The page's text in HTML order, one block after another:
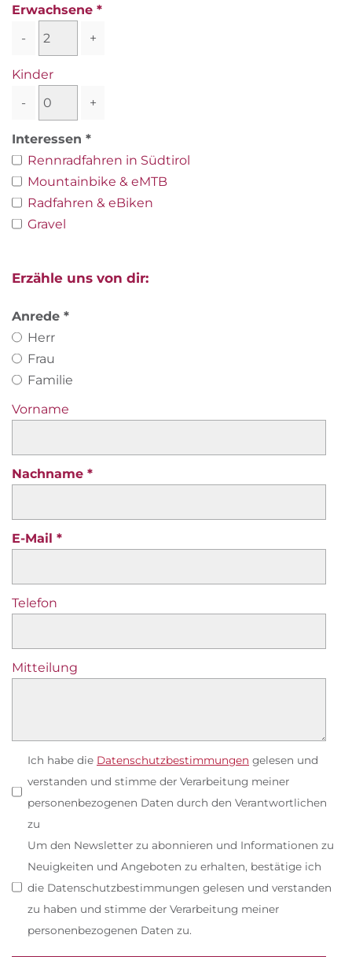
Erwachsene
-
+
Kinder
-
+
Interessen
Rennradfahren in Südtirol
Mountainbike & eMTB
Radfahren & eBiken
Gravel
Erzähle uns von dir:
Anrede
Herr
Frau
Familie
Vorname
Nachname
E-Mail
Telefon
Mitteilung
Ich habe die Datenschutzbestimmungen gelesen und
verstanden und stimme der Verarbeitung meiner
personenbezogenen Daten durch den Verantwortlichen
zu
Um den Newsletter zu abonnieren und Informationen zu
Neuigkeiten und Angeboten zu erhalten, bestätige ich
die Datenschutzbestimmungen gelesen und verstanden
zu haben und stimme der Verarbeitung meiner
personenbezogenen Daten zu.